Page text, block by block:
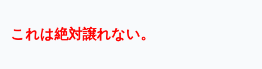
これは絶対譲れない。